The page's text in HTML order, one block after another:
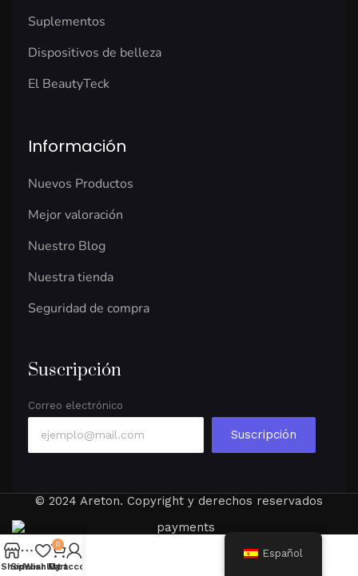
Suplementos
Dispositivos de belleza
El BeautyTeck
Información
Nuevos Productos
Mejor valoración
Nuestro Blog
Nuestra tienda
Seguridad de compra
Suscripción
Correo electrónico
Suscripción
© 2024 Areton. Copyright y derechos reservados
Español
Shop
Sidebar
Wishlist
0
Cart
My account